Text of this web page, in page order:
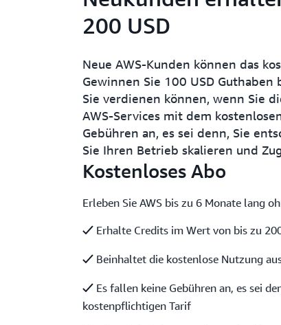
200 USD
Neue AWS-Kunden können das
Gewinnen Sie 100 USD
Sie verdienen können, wenn Sie
AWS-Services mit dem
Gebühren an, es sei denn, Sie
Sie Ihren Betrieb skalieren und
Kostenloses Abo
Erleben Sie AWS bis zu 6 Monate lang
Erhalte Credits im Wert von bis zu
Beinhaltet die kostenlose Nutzung
Es fallen keine Gebühren an, es sei
kostenpflichtigen Tarif